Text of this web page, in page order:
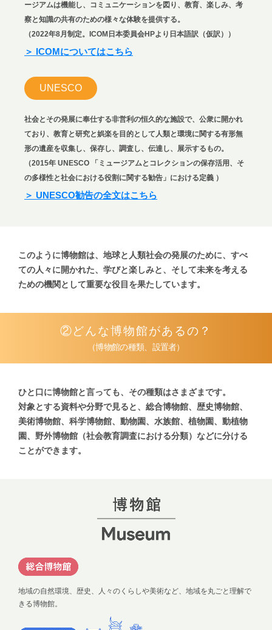
ージアムは機能し、コミュニケーションを図り、教育、楽しみ、考
察と知識の共有のための様々な体験を提供する。
（2022年8月制定。ICOM日本委員会HPより日本語訳（仮訳））
＞ ICOMについてはこちら
UNESCO
社会とその発展に奉仕する非営利の恒久的な施設で、公衆に開かれ
ており、教育と研究と娯楽を目的として人類と環境に関する有形無
形の遺産を収集し、保存し、調査し、伝達し、展示するもの。
（2015年 UNESCO 「ミュージアムとコレクションの保存活用、そ
の多様性と社会における役割に関する勧告」における定義 ）
＞ UNESCO勧告の全文はこちら
このように博物館は、地球と人類社会の発展のために、 すべ
ての人々に開かれた、学びと楽しみと、 そして未来を考える
ための機関として重要な役目を果たしています。
②どんな博物館があるの？
（博物館の種類、設置者）
ひと口に博物館と言っても、その種類はさまざまです。
対象とする資料や分野で見ると、 総合博物館、歴史博物館、
美術博物館、科学博物館、 動物園、水族館、植物園、動植物
園、 野外博物館（社会教育調査における分類）などに分ける
ことができます。
地域の自然環境、歴史、人々のくらしや美術など、地域を丸ごと理解で
きる博物館。